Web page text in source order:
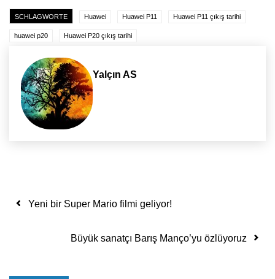
SCHLAGWORTE Huawei Huawei P11 Huawei P11 çıkış tarihi
huawei p20 Huawei P20 çıkış tarihi
Yalçın AS
Yazı dolaşımı
Yeni bir Super Mario filmi geliyor!
Büyük sanatçı Barış Manço’yu özlüyoruz